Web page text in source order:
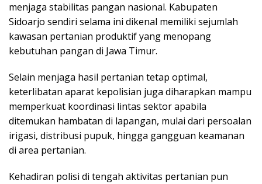
menjaga stabilitas pangan nasional. Kabupaten
Sidoarjo sendiri selama ini dikenal memiliki sejumlah
kawasan pertanian produktif yang menopang
kebutuhan pangan di Jawa Timur.
Selain menjaga hasil pertanian tetap optimal,
keterlibatan aparat kepolisian juga diharapkan mampu
memperkuat koordinasi lintas sektor apabila
ditemukan hambatan di lapangan, mulai dari persoalan
irigasi, distribusi pupuk, hingga gangguan keamanan
di area pertanian.
Kehadiran polisi di tengah aktivitas pertanian pun